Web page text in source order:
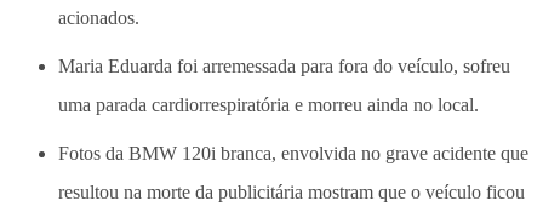
acionados.
Maria Eduarda foi arremessada para fora do veículo, sofreu
uma parada cardiorrespiratória e morreu ainda no local.
Fotos da BMW 120i branca, envolvida no grave acidente que
resultou na morte da publicitária mostram que o veículo ficou